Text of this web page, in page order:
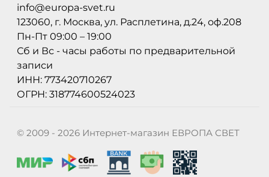
info@europa-svet.ru
123060, г. Москва, ул. Расплетина, д.24, оф.208
Пн-Пт 09:00 – 19:00
Сб и Вс - часы работы по предварительной
записи
ИНН: 773420710267
ОГРН: 318774600524023
© 2009 - 2026 Интернет-магазин ЕВРОПА СВЕТ